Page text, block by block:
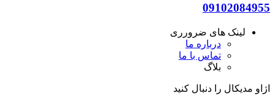
09102084955
لینک های ضرورری
درباره ما
تماس با ما
بلاگ
اژاو مدیکال را دنبال کنید